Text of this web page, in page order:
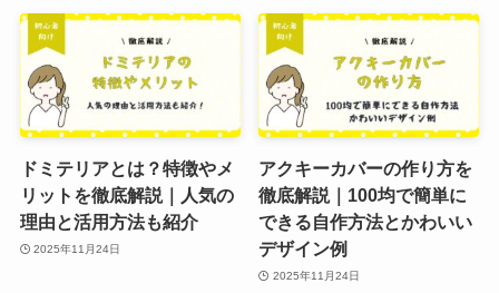
ドミテリアとは？特徴やメ
リットを徹底解説｜人気の
理由と活用方法も紹介
2025年11月24日
アクキーカバーの作り方を
徹底解説｜100均で簡単に
できる自作方法とかわいい
デザイン例
2025年11月24日